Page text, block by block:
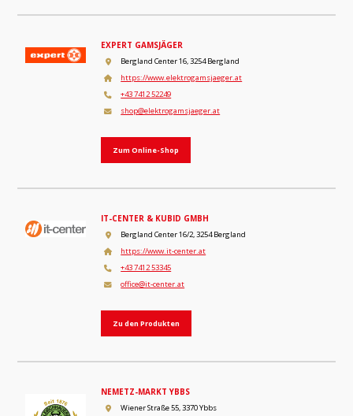
EXPERT GAMSJÄGER
Bergland Center 16, 3254 Bergland
https://www.elektrogamsjaeger.at
+43 7412 52249
shop@elektrogamsjaeger.at
Zum Online-Shop
IT-CENTER & KUBID GMBH
Bergland Center 16/2, 3254 Bergland
https://www.it-center.at
+43 7412 53345
office@it-center.at
Zu den Produkten
NEMETZ-MARKT YBBS
Wiener Straße 55, 3370 Ybbs